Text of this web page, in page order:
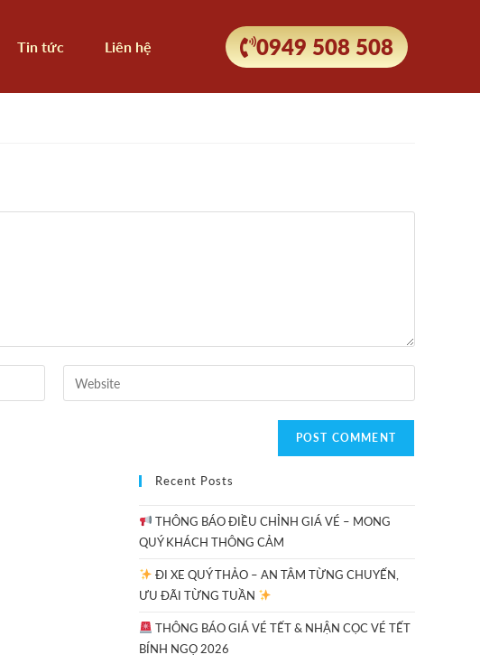
Tin tức Liên hệ 0949 508 508
Recent Posts
THÔNG BÁO ĐIỀU CHỈNH GIÁ VÉ – MONG
QUÝ KHÁCH THÔNG CẢM
ĐI XE QUÝ THẢO – AN TÂM TỪNG CHUYẾN,
ƯU ĐÃI TỪNG TUẦN
THÔNG BÁO GIÁ VÉ TẾT & NHẬN CỌC VÉ TẾT
BÍNH NGỌ 2026